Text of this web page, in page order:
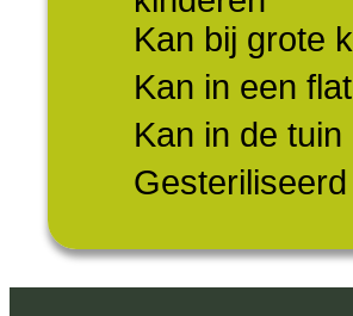
Kan bij grote
Kan in een flat
Kan in de tuin
Gesteriliseerd